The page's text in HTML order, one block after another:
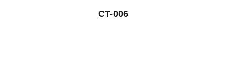
CT-006